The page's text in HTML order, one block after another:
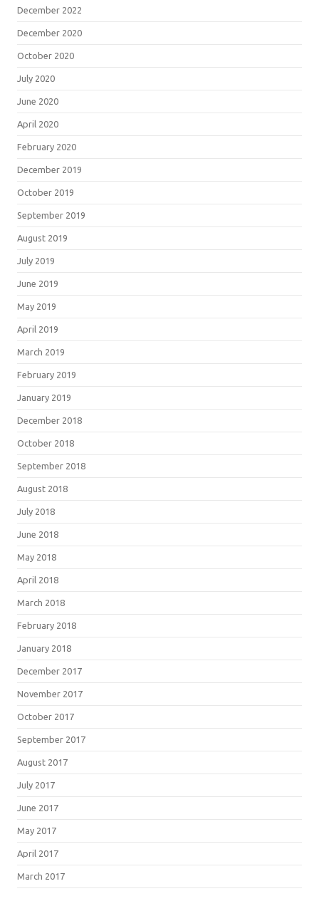
December 2022
December 2020
October 2020
July 2020
June 2020
April 2020
February 2020
December 2019
October 2019
September 2019
August 2019
July 2019
June 2019
May 2019
April 2019
March 2019
February 2019
January 2019
December 2018
October 2018
September 2018
August 2018
July 2018
June 2018
May 2018
April 2018
March 2018
February 2018
January 2018
December 2017
November 2017
October 2017
September 2017
August 2017
July 2017
June 2017
May 2017
April 2017
March 2017